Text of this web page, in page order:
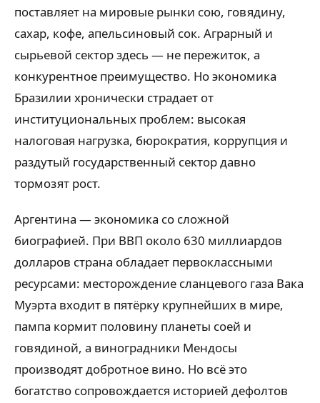
поставляет на мировые рынки сою, говядину,
сахар, кофе, апельсиновый сок. Аграрный и
сырьевой сектор здесь — не пережиток, а
конкурентное преимущество. Но экономика
Бразилии хронически страдает от
институциональных проблем: высокая
налоговая нагрузка, бюрократия, коррупция и
раздутый государственный сектор давно
тормозят рост.
Аргентина — экономика со сложной
биографией. При ВВП около 630 миллиардов
долларов страна обладает первоклассными
ресурсами: месторождение сланцевого газа Вака
Муэрта входит в пятёрку крупнейших в мире,
пампа кормит половину планеты соей и
говядиной, а виноградники Мендосы
производят добротное вино. Но всё это
богатство сопровождается историей дефолтов